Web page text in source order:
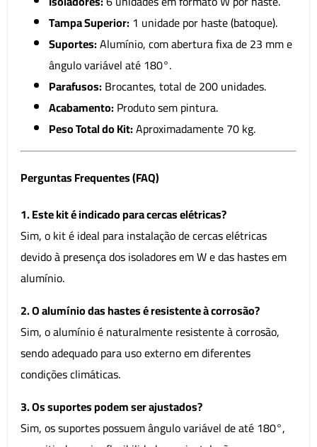
Tampa Superior: 1 unidade por haste (batoque).
Suportes:Alumínio, com abertura fixa de 23 mm e
ângulo variável até 180°.
Parafusos: Brocantes, total de 200 unidades.
Acabamento: Produto sem pintura.
Peso Total do Kit:Aproximadamente 70 kg.
Perguntas Frequentes (FAQ)
1. Este kit é indicado para cercas elétricas?
Sim, o kit é ideal para instalação de cercas elétricas
devido à presença dos isoladores em W e das hastes em
alumínio.
2. O alumínio das hastes é resistente à corrosão?
Sim, o alumínio é naturalmente resistente à corrosão,
sendo adequado para uso externo em diferentes
condições climáticas.
3. Os suportes podem ser ajustados?
Sim, os suportes possuem ângulo variável de até 180°,